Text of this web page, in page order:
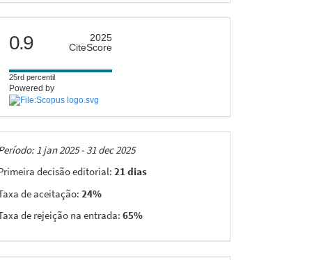
citescore
0.9
2025
CiteScore
25rd percentil
Powered by
1 jan 2025 - 31 dec 2025
decisão editorial: 21 dias
de aceitação: 24%
de rejeição na entrada: 65%